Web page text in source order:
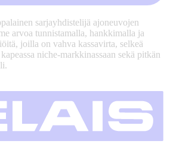
sarjayhdistelijä ajoneuvojen
arvoa tunnistamalla, hankkimalla ja
joilla on vahva kassavirta, selkeä
niche-markkinassaan sekä pitkän